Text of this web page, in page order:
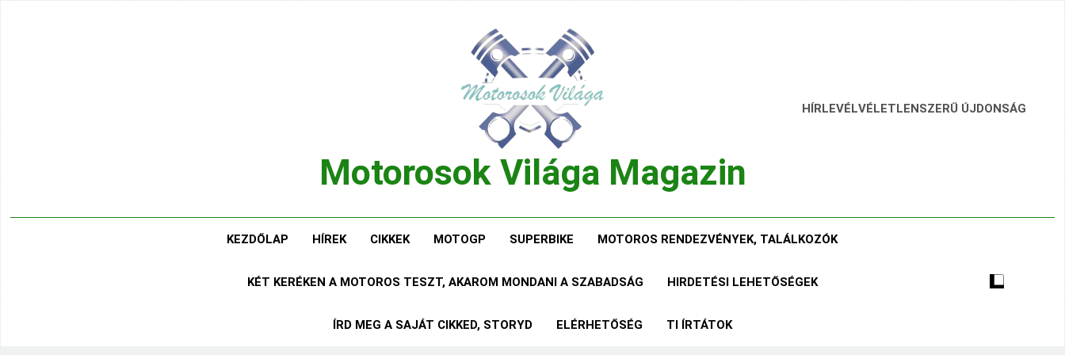
Motorosok Világa Magazin
HÍRLEVÉLVÉLETLENSZERŰ ÚJDONSÁG
KEZDŐLAP HÍREK CIKKEK MOTOGP SUPERBIKE MOTOROS RENDEZVÉNYEK, TALÁLKOZÓK
KÉT KERÉKEN A MOTOROS TESZT, AKAROM MONDANI A SZABADSÁG HIRDETÉSI LEHETŐSÉGEK
ÍRD MEG A SAJÁT CIKKED, STORYD ELÉRHETŐSÉG TI ÍRTÁTOK